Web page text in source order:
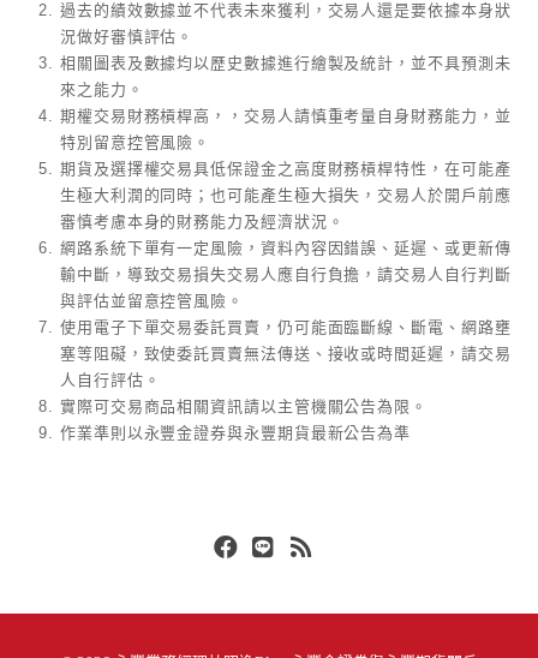
過去的績效數據並不代表未來獲利，交易人還是要依據本身狀
況做好審慎評估。
相關圖表及數據均以歷史數據進行繪製及統計，並不具預測未
來之能力。
期權交易財務槓桿高，，交易人請慎重考量自身財務能力，並
特別留意控管風險。
期貨及選擇權交易具低保證金之高度財務槓桿特性，在可能產
生極大利潤的同時；也可能產生極大損失，交易人於開戶前應
審慎考慮本身的財務能力及經濟狀況。
網路系統下單有一定風險，資料內容因錯誤、延遲、或更新傳
輸中斷，導致交易損失交易人應自行負擔，請交易人自行判斷
與評估並留意控管風險。
使用電子下單交易委託買賣，仍可能面臨斷線、斷電、網路壅
塞等阻礙，致使委託買賣無法傳送、接收或時間延遲，請交易
人自行評估。
實際可交易商品相關資訊請以主管機關公告為限。
作業準則以永豐金證券與永豐期貨最新公告為準